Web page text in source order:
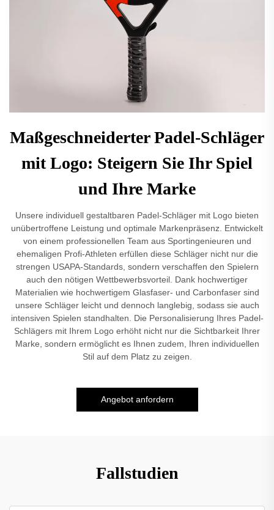
Maßgeschneiderter Padel-Schläger
mit Logo: Steigern Sie Ihr Spiel
und Ihre Marke
Unsere individuell gestaltbaren Padel-Schläger mit Logo bieten
unübertroffene Leistung und optimale Markenpräsenz. Entwickelt
von einem professionellen Team aus Sportingenieuren und
ehemaligen Profi-Athleten erfüllen diese Schläger nicht nur die
strengen USAPA-Standards, sondern verschaffen den Spielern
auch den nötigen Wettbewerbsvorteil. Dank hochwertiger
Materialien wie hochwertigem Glasfaser- und Carbonfaser sind
unsere Schläger leicht und dennoch langlebig, sodass sie auch
intensiven Spielen standhalten. Die Personalisierung Ihres Padel-
Schlägers mit Ihrem Logo erhöht nicht nur die Sichtbarkeit Ihrer
Marke, sondern ermöglicht es Ihnen zudem, Ihren individuellen
Stil auf dem Platz zu zeigen.
Angebot anfordern
Fallstudien